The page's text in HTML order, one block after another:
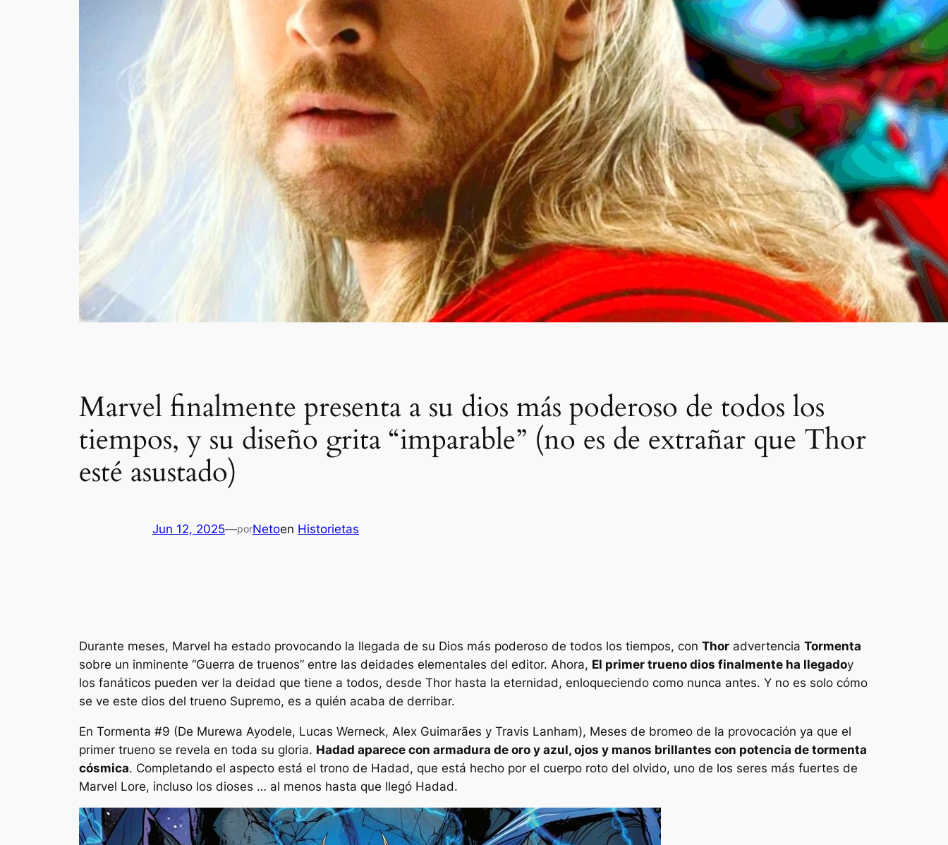
Marvel finalmente presenta a su dios más poderoso de todos los
tiempos, y su diseño grita “imparable” (no es de extrañar que Thor
esté asustado)
Jun 12, 2025—porNetoen Historietas
Durante meses, Marvel ha estado provocando la llegada de su Dios más poderoso de todos los tiempos, con Thor advertencia Tormenta
sobre un inminente “Guerra de truenos” entre las deidades elementales del editor. Ahora, El primer trueno dios finalmente ha llegadoy
los fanáticos pueden ver la deidad que tiene a todos, desde Thor hasta la eternidad, enloqueciendo como nunca antes. Y no es solo cómo
se ve este dios del trueno Supremo, es a quién acaba de derribar.
En Tormenta #9 (De Murewa Ayodele, Lucas Werneck, Alex Guimarães y Travis Lanham), Meses de bromeo de la provocación ya que el
primer trueno se revela en toda su gloria. Hadad aparece con armadura de oro y azul, ojos y manos brillantes con potencia de tormenta
cósmica. Completando el aspecto está el trono de Hadad, que está hecho por el cuerpo roto del olvido, uno de los seres más fuertes de
Marvel Lore, incluso los dioses … al menos hasta que llegó Hadad.